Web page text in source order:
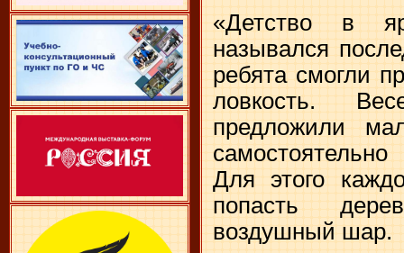
«Детство в
назывался
ребята смогли
ловкость.
предложили
Для этого
попасть
воздушный шар.